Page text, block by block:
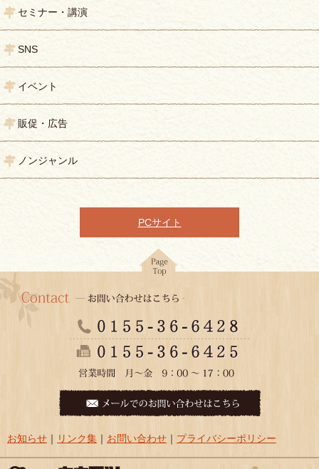
セミナー・講演
SNS
イベント
販促・広告
ノンジャンル
PCサイト
お知らせ ｜ リンク集 ｜ お問い合わせ ｜ プライバシーポリシー